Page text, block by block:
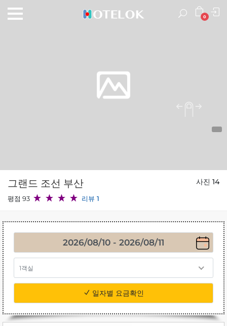
그랜드 조선 부산
평점 93 리뷰 1
사진 14
1객실
일자별 요금확인
0